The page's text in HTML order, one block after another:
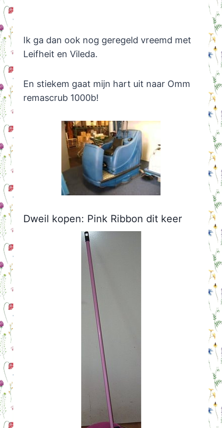
Ik ga dan ook nog geregeld vreemd met
Leifheit en Vileda.
En stiekem gaat mijn hart uit naar Omm
remascrub 1000b!
Dweil kopen: Pink Ribbon dit keer